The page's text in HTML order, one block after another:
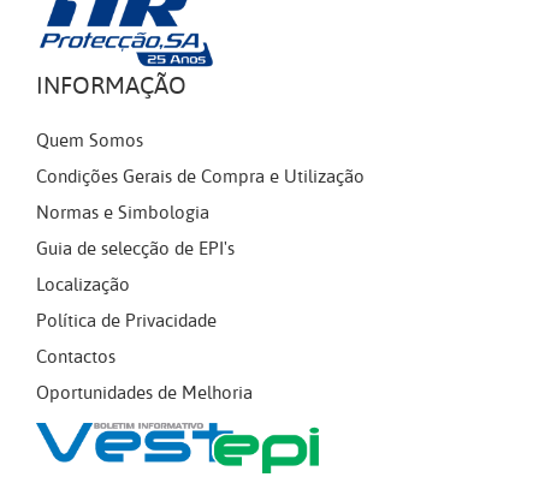
INFORMAÇÃO
Quem Somos
Condições Gerais de Compra e Utilização
Normas e Simbologia
Guia de selecção de EPI's
Localização
Política de Privacidade
Contactos
Oportunidades de Melhoria